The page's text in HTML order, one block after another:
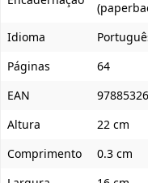
Idioma
Páginas
64
EAN
Altura
22 cm
Comprimento
0.3 cm